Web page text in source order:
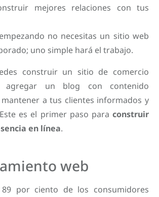
mejores relaciones con tus
no necesitas un sitio web
uno simple hará el trabajo.
construir un sitio de comercio
agregar un blog con contenido
a tus clientes informados y
es el primer paso para construir
en línea.
web
por ciento de los consumidores